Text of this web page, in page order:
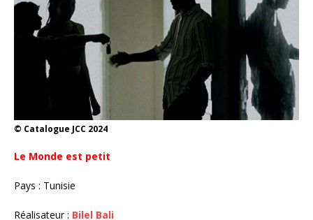
© Catalogue JCC 2024
Le Monde est petit
Pays : Tunisie
Réalisateur : Bilel Bali